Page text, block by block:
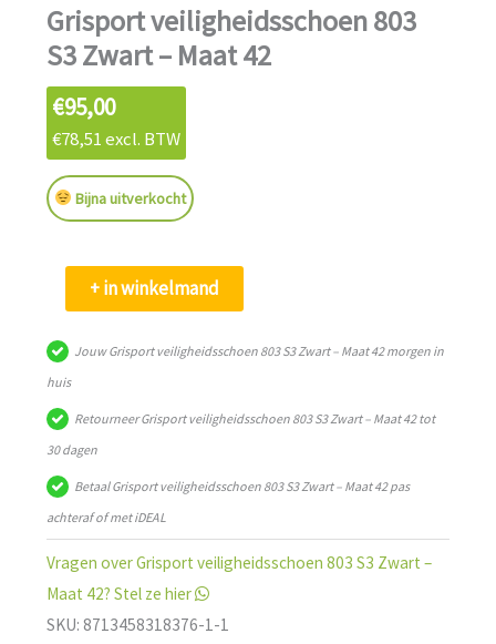
Grisport veiligheidsschoen 803
S3 Zwart – Maat 42
€95,00
€78,51excl. BTW
Bijna uitverkocht
Grisport
veiligheidsschoen
803
S3
Zwart
-
Maat
42
aantal
+ in winkelmand
Jouw Grisport veiligheidsschoen 803 S3 Zwart – Maat 42 morgen in
huis
Retourneer Grisport veiligheidsschoen 803 S3 Zwart – Maat 42 tot
30 dagen
Betaal Grisport veiligheidsschoen 803 S3 Zwart – Maat 42 pas
achteraf of met iDEAL
Vragen over Grisport veiligheidsschoen 803 S3 Zwart –
Maat 42? Stel ze hier
SKU: 8713458318376-1-1